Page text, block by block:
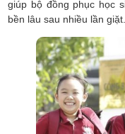
giúp bộ đồng phục học
bền lâu sau nhiều lần giặt.